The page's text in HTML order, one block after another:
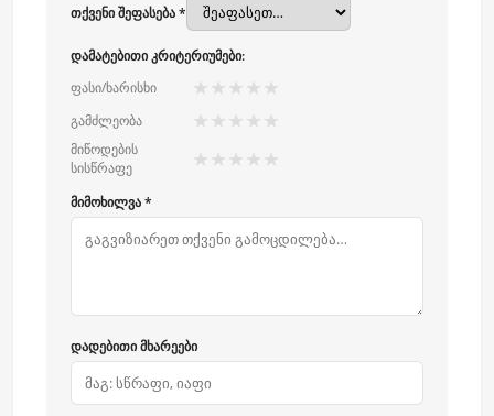
თქვენი შეფასება *
დამატებითი კრიტერიუმები:
ფასი/ხარისხი
★ ★ ★ ★ ★
გამძლეობა ★ ★ ★ ★ ★
მიწოდების
სისწრაფე
★ ★ ★ ★ ★
მიმოხილვა *
დადებითი მხარეები